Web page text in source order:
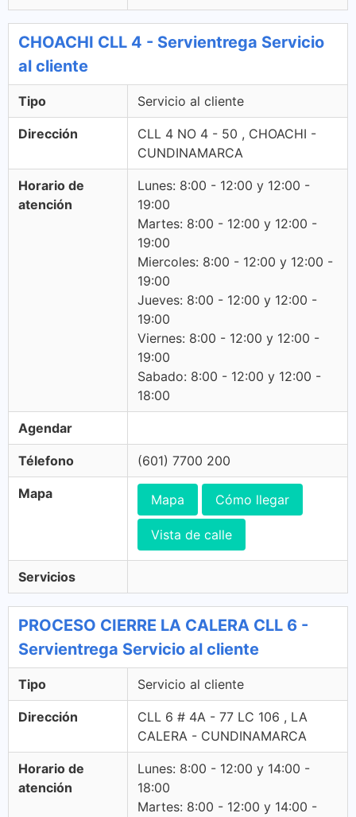
CHOACHI CLL 4 - Servientrega Servicio
al cliente
Tipo Servicio al cliente
Dirección
CLL 4 NO 4 - 50 , CHOACHI -
CUNDINAMARCA
Horario de
atención
Lunes: 8:00 - 12:00 y 12:00 -
19:00
Martes: 8:00 - 12:00 y 12:00 -
19:00
Miercoles: 8:00 - 12:00 y 12:00 -
19:00
Jueves: 8:00 - 12:00 y 12:00 -
19:00
Viernes: 8:00 - 12:00 y 12:00 -
19:00
Sabado: 8:00 - 12:00 y 12:00 -
18:00
Agendar
Télefono (601) 7700 200
Mapa Mapa Cómo llegar
Vista de calle
Servicios
PROCESO CIERRE LA CALERA CLL 6 -
Servientrega Servicio al cliente
Tipo Servicio al cliente
Dirección
CLL 6 # 4A - 77 LC 106 , LA
CALERA - CUNDINAMARCA
Horario de
atención
Lunes: 8:00 - 12:00 y 14:00 -
18:00
Martes: 8:00 - 12:00 y 14:00 -